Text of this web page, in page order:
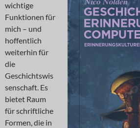
wichtige
Funktionen für
mich – und
hoffentlich
weiterhin für
die
Geschichtswis
senschaft. Es
bietet Raum
für schriftliche
Formen, die in